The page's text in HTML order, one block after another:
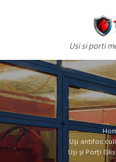
Usi si porti
Uși antifoc
Uși și Porți